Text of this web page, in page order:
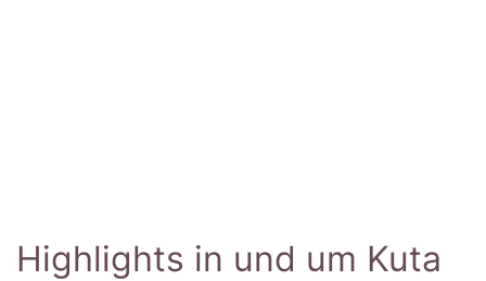
Highlights in und um Kuta